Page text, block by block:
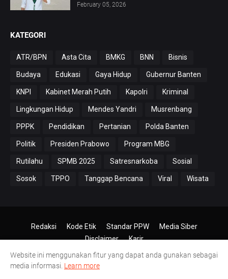
February 05, 2026
KATEGORI
ATR/BPN Asta Cita BMKG BNN Bisnis
Budaya Edukasi Gaya Hidup Gubernur Banten
KNPI Kabinet Merah Putih Kapolri Kriminal
Lingkungan Hidup Mendes Yandri Musrenbang
PPPK Pendidikan Pertanian Polda Banten
Politik Presiden Prabowo Program MBG
Rutilahu SPMB 2025 Satresnarkoba Sosial
Sosok TPPO Tanggap Bencana Viral Wisata
© 2024-2026PT.Antero Inti Media
Redaksi Kode Etik Standar PPW
Media Siber
Disclaimer
Karir
Website ini menggunakan fitur yang dapat anda gunakan sebagai
media informasi. Learn more